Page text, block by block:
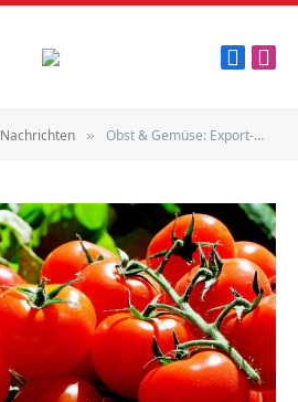
Nachrichten » Obst & Gemüse: Export-Rekord